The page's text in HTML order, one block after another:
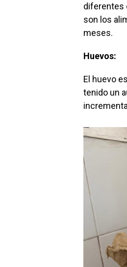
diferentes
son los
meses.
Huevos:
El huevo
tenido un